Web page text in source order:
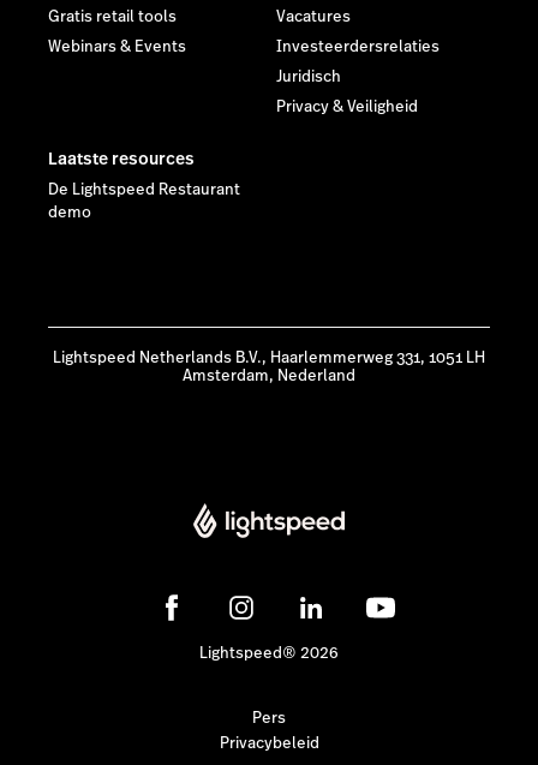
Gratis retail tools
Webinars & Events
Vacatures
Investeerdersrelaties
Juridisch
Privacy & Veiligheid
Laatste resources
De Lightspeed Restaurant
demo
Lightspeed Netherlands B.V., Haarlemmerweg 331, 1051 LH
Amsterdam, Nederland
Lightspeed® 2026
Pers
Privacybeleid